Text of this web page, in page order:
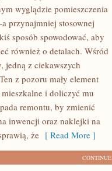
wyglądzie pomieszczenia
przynajmniej stosownej
sposób spowodować, aby
również o detalach. Wśród
jedną z ciekawszych
z pozoru mały element
i doliczyć mu
remontu, by zmienić
inwencji oraz naklejki na
że [ Read More ]
CONTINUE